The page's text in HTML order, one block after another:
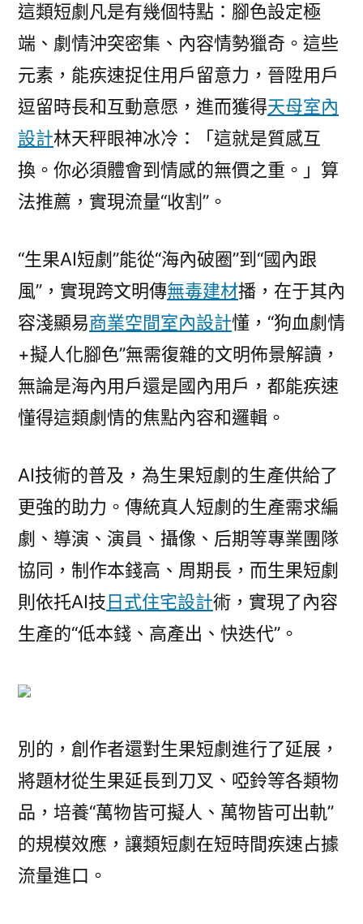
這類短劇凡是有幾個特點：腳色設定極
端、劇情沖突密集、內容情勢獵奇。這些
元素，能疾速捉住用戶留意力，晉陞用戶
逗留時長和互動意愿，進而獲得天母室內
設計林天秤眼神冰冷：「這就是質感互
換。你必須體會到情感的無價之重。」算
法推薦，實現流量“收割”。
“生果AI短劇”能從“海內破圈”到“國內跟
風”，實現跨文明傳無毒建材播，在于其內
容淺顯易商業空間室內設計懂，“狗血劇情
+擬人化腳色”無需復雜的文明佈景解讀，
無論是海內用戶還是國內用戶，都能疾速
懂得這類劇情的焦點內容和邏輯。
AI技術的普及，為生果短劇的生產供給了
更強的助力。傳統真人短劇的生產需求編
劇、導演、演員、攝像、后期等專業團隊
協同，制作本錢高、周期長，而生果短劇
則依托AI技日式住宅設計術，實現了內容
生產的“低本錢、高產出、快迭代”。
別的，創作者還對生果短劇進行了延展，
將題材從生果延長到刀叉、啞鈴等各類物
品，培養“萬物皆可擬人、萬物皆可出軌”
的規模效應，讓類短劇在短時間疾速占據
流量進口。